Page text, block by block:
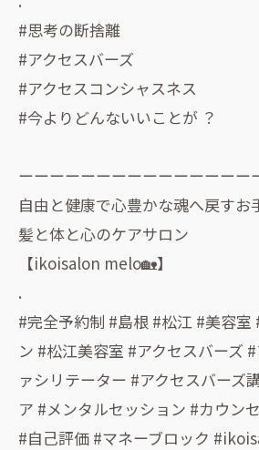
#思考の断捨離
#アクセスバーズ
#アクセスコンシャスネス
#今よりどんないいことが ？
ーーーーーーーーーーーーーーー
自由と健康で心豊かな魂へ戻すお
髪と体と心のケアサロン
【ikoisalon melo🏡】
.
#完全予約制 #島根 #松江 #美容室
ン #松江美容室 #アクセスバーズ
ァシリテーター #アクセスバーズ
ア #メンタルセッション #カウン
#自己評価 #マネーブロック